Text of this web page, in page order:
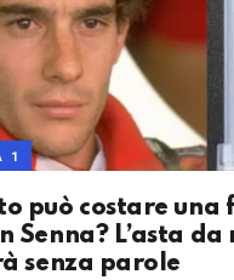
può costare una
Senna? L’asta da
senza parole
1